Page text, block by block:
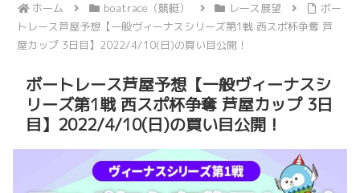
ホーム boatrace（競艇） レース展望
ボー
トレース芦屋予想【一般ヴィーナスシリーズ第1戦 西スポ杯争奪 芦
屋カップ 3日目】2022/4/10(日)の買い目公開！
ボートレース芦屋予想【一般ヴィーナスシ
リーズ第1戦 西スポ杯争奪 芦屋カップ 3日
目】2022/4/10(日)の買い目公開！